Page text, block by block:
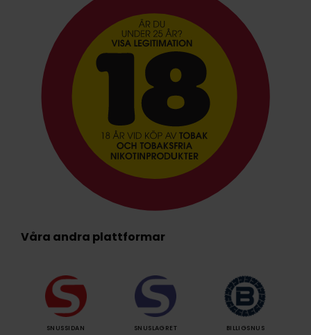
Våra andra plattformar
SNUSSIDAN SNUSLAGRET BILLIGSNUS